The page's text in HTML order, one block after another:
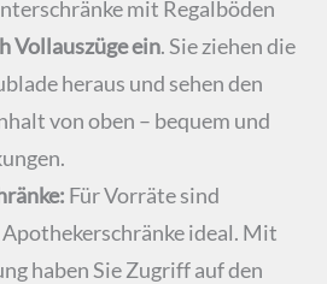
mit Regalböden
Vollauszüge ein. Sie ziehen die
heraus und sehen den
von oben – bequem und
Für Vorräte sind
ideal. Mit
haben Sie Zugriff auf den